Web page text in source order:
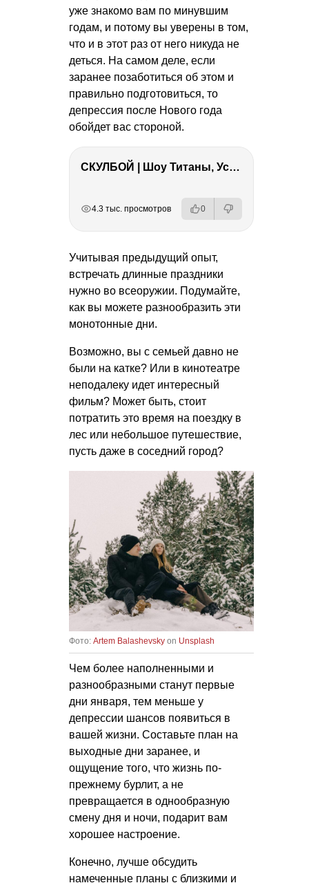
уже знакомо вам по минувшим
годам, и потому вы уверены в том,
что и в этот раз от него никуда не
деться. На самом деле, если
заранее позаботиться об этом и
правильно подготовиться, то
депрессия после Нового года
обойдет вас стороной.
СКУЛБОЙ | Шоу Титаны, Усейн Болт, Ларрат, Зашквар!
4.3 тыс. просмотров 0
Учитывая предыдущий опыт,
встречать длинные праздники
нужно во всеоружии. Подумайте,
как вы можете разнообразить эти
монотонные дни.
Возможно, вы с семьей давно не
были на катке? Или в кинотеатре
неподалеку идет интересный
фильм? Может быть, стоит
потратить это время на поездку в
лес или небольшое путешествие,
пусть даже в соседний город?
Фото: Artem Balashevsky on Unsplash
Чем более наполненными и
разнообразными станут первые
дни января, тем меньше у
депрессии шансов появиться в
вашей жизни. Составьте план на
выходные дни заранее, и
ощущение того, что жизнь по-
прежнему бурлит, а не
превращается в однообразную
смену дня и ночи, подарит вам
хорошее настроение.
Конечно, лучше обсудить
намеченные планы с близкими и